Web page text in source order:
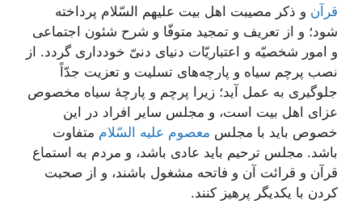
قرآن و ذکر مصیبت اهل بیت علیهم السّلام پرداخته
شود؛ و از تعریف و تمجید متوفّا و شرح شئون اجتماعی
و امور شخصیّه و اعتباریّات دنیای دنیّ خودداری گردد. از
نصب پرچم سیاه و پارچه‌های تسلیت و تعزیت جدّاً
جلوگیری به عمل آید؛ زیرا پرچم و پارچۀ سیاه مخصوص
عزای اهل‌ بیت است، و مجلس سایر افراد در این
خصوص باید با مجلس معصوم علیه السّلام متفاوت
باشد. مجلس ترحیم باید عادی باشد، و مردم به استماع
قرآن و قرائت آن و فاتحه مشغول باشند، و از صحبت
کردن با یکدیگر پرهیز کنند.